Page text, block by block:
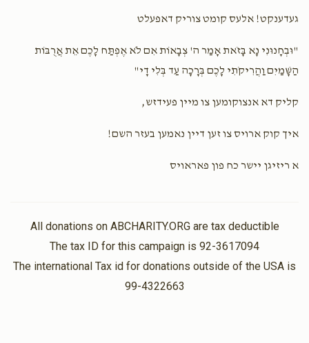
געדענקט! אלעס קומט צוריק דאפעלט
"וּבְחָנוּנִי נָא בָּזֹאת אָמַר ה' צְבָאוֹת אִם לֹא אֶפְתַּח לָכֶם אֵת אֲרֻבּוֹת
הַשָּׁמַיִם וַהֲרִיקֹתִי לָכֶם בְּרָכָה עַד בְּלִי דָי"
קליק דא אנצוקומען צו מיין פעידזש,
איך קוק ארויס צו זען דיין נאמען בעזר השם!
א ריזיגן יישר כח פון פאראויס
All donations on ABCHARITY.ORG are tax deductible
The tax ID for this campaign is 92-3617094
The international Tax id for donations outside of the USA is
99-4322663